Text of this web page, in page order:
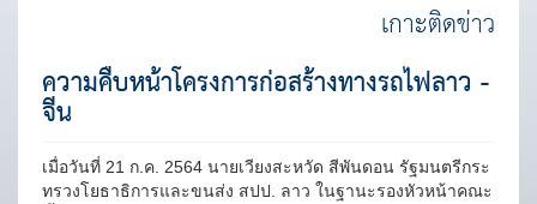
เกาะติดข่าว
ความคืบหน้าโครงการก่อสร้างทางรถไฟลาว -
จีน
เมื่อวันที่ 21 ก.ค. 2564 นายเวียงสะหวัด สีพันดอน รัฐมนตรีกระ
ทรวงโยธาธิการและขนส่ง สปป. ลาว ในฐานะรองหัวหน้าคณะ